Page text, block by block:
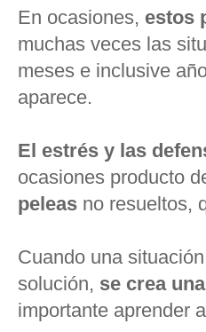
En ocasiones, estos
muchas veces las
meses e inclusive
aparece.
El estrés y las
ocasiones producto
peleas no resueltos,
Cuando una
solución, se crea
importante aprender